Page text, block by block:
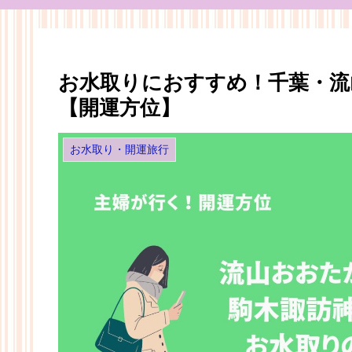
お水取りにおすすめ！千葉・
【開運方位】
お水取り・開運旅行